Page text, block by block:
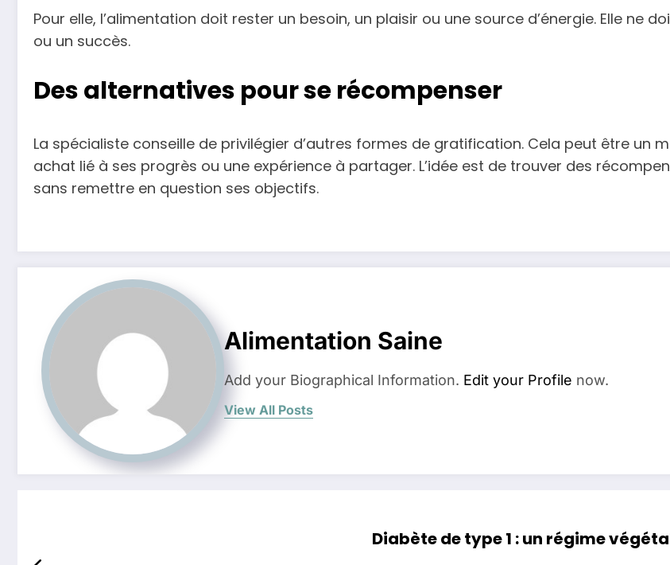
Pour elle, l’alimentation doit rester un besoin, un plaisir ou une source d’énergie. Elle ne
ou un succès.
Des alternatives pour se récompenser
La spécialiste conseille de privilégier d’autres formes de gratification. Cela peut être un
achat lié à ses progrès ou une expérience à partager. L’idée est de trouver des
sans remettre en question ses objectifs.
Alimentation Saine
Add your Biographical Information. Edit your Profile now.
View All Posts
Diabète de type 1 : un régime